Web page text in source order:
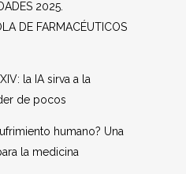
2025.
DE FARMACÉUTICOS
la IA sirva a la
de pocos
humano? Una
la medicina